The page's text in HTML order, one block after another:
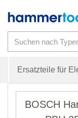
Ersatzteile für
BOSCH